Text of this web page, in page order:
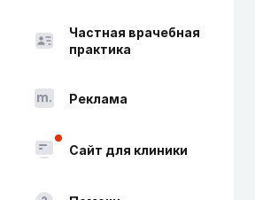
Частная врачебная
практика
Реклама
Сайт для клиники